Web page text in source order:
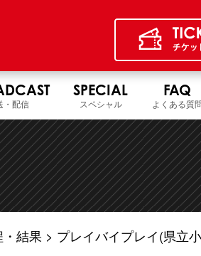
・配信
SPECIAL
スペシャル
FAQ
よくある質
・結果
プレイバイプレイ(県立